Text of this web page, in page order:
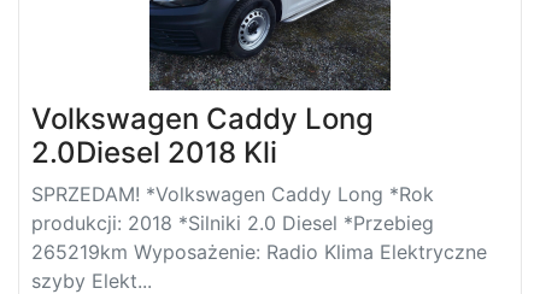
Volkswagen Caddy Long
2.0Diesel 2018 Kli
SPRZEDAM! *Volkswagen Caddy Long *Rok
produkcji: 2018 *Silniki 2.0 Diesel *Przebieg
265219km Wyposażenie: Radio Klima Elektryczne
szyby Elekt...